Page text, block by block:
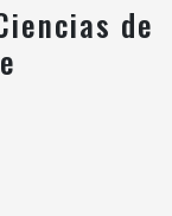
de